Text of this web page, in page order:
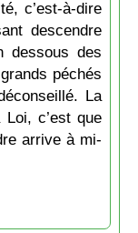
c’est-à-dire
descendre
dessous des
péchés
La
c’est que
arrive à mi-